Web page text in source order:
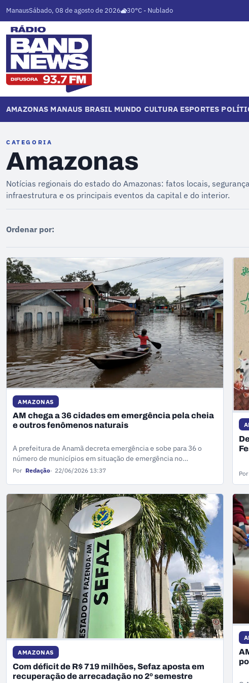
ManausSábado, 08 de agosto de 2026 30°C - Nublado
AMAZONAS MANAUS BRASIL MUNDO CULTURA ESPORTES
CATEGORIA
Amazonas
Notícias regionais do estado do Amazonas: fatos locais,
infraestrutura e os principais eventos da capital e do interior.
Ordenar por:
AMAZONAS
AM chega a 36 cidades em emergência pela cheia
e outros fenômenos naturais
A prefeitura de Anamã decreta emergência e sobe para 36 o
número de municípios em situação de emergência no
Amazonas.
Por Redação 22/06/2026 13:37 Por
AMAZONAS
Com déficit de R$ 719 milhões, Sefaz aposta em
recuperação de arrecadação no 2º semestre